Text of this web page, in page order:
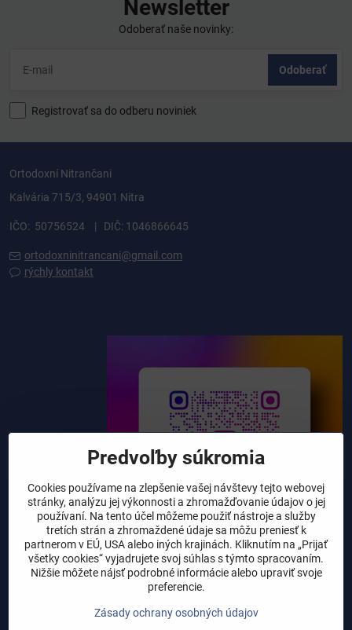
Newsletter
Odoberať naše novinky:
Odoberať
Registrovať sa do odberu noviniek
Ortodoxní Nitrančani
Kalvária 715/3, 94901 Nitra
IČO: 50756524 | DIČ: 1046866645
ortodoxninitrancani@gmail.com
rýchly kontakt
Predvoľby súkromia
Cookies používame na zlepšenie vašej návštevy tejto webovej
stránky, analýzu jej výkonnosti a zhromažďovanie údajov o jej
používaní. Na tento účel môžeme použiť nástroje a služby
tretích strán a zhromaždené údaje sa môžu preniesť k
partnerom v EÚ, USA alebo iných krajinách. Kliknutím na „Prijať
všetky cookies“ vyjadrujete svoj súhlas s týmto spracovaním.
Nižšie môžete nájsť podrobné informácie alebo upraviť svoje
preferencie.
Zásady ochrany osobných údajov